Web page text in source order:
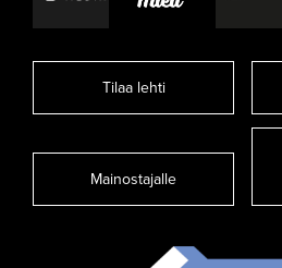
Tilaa lehti
Mainostajalle